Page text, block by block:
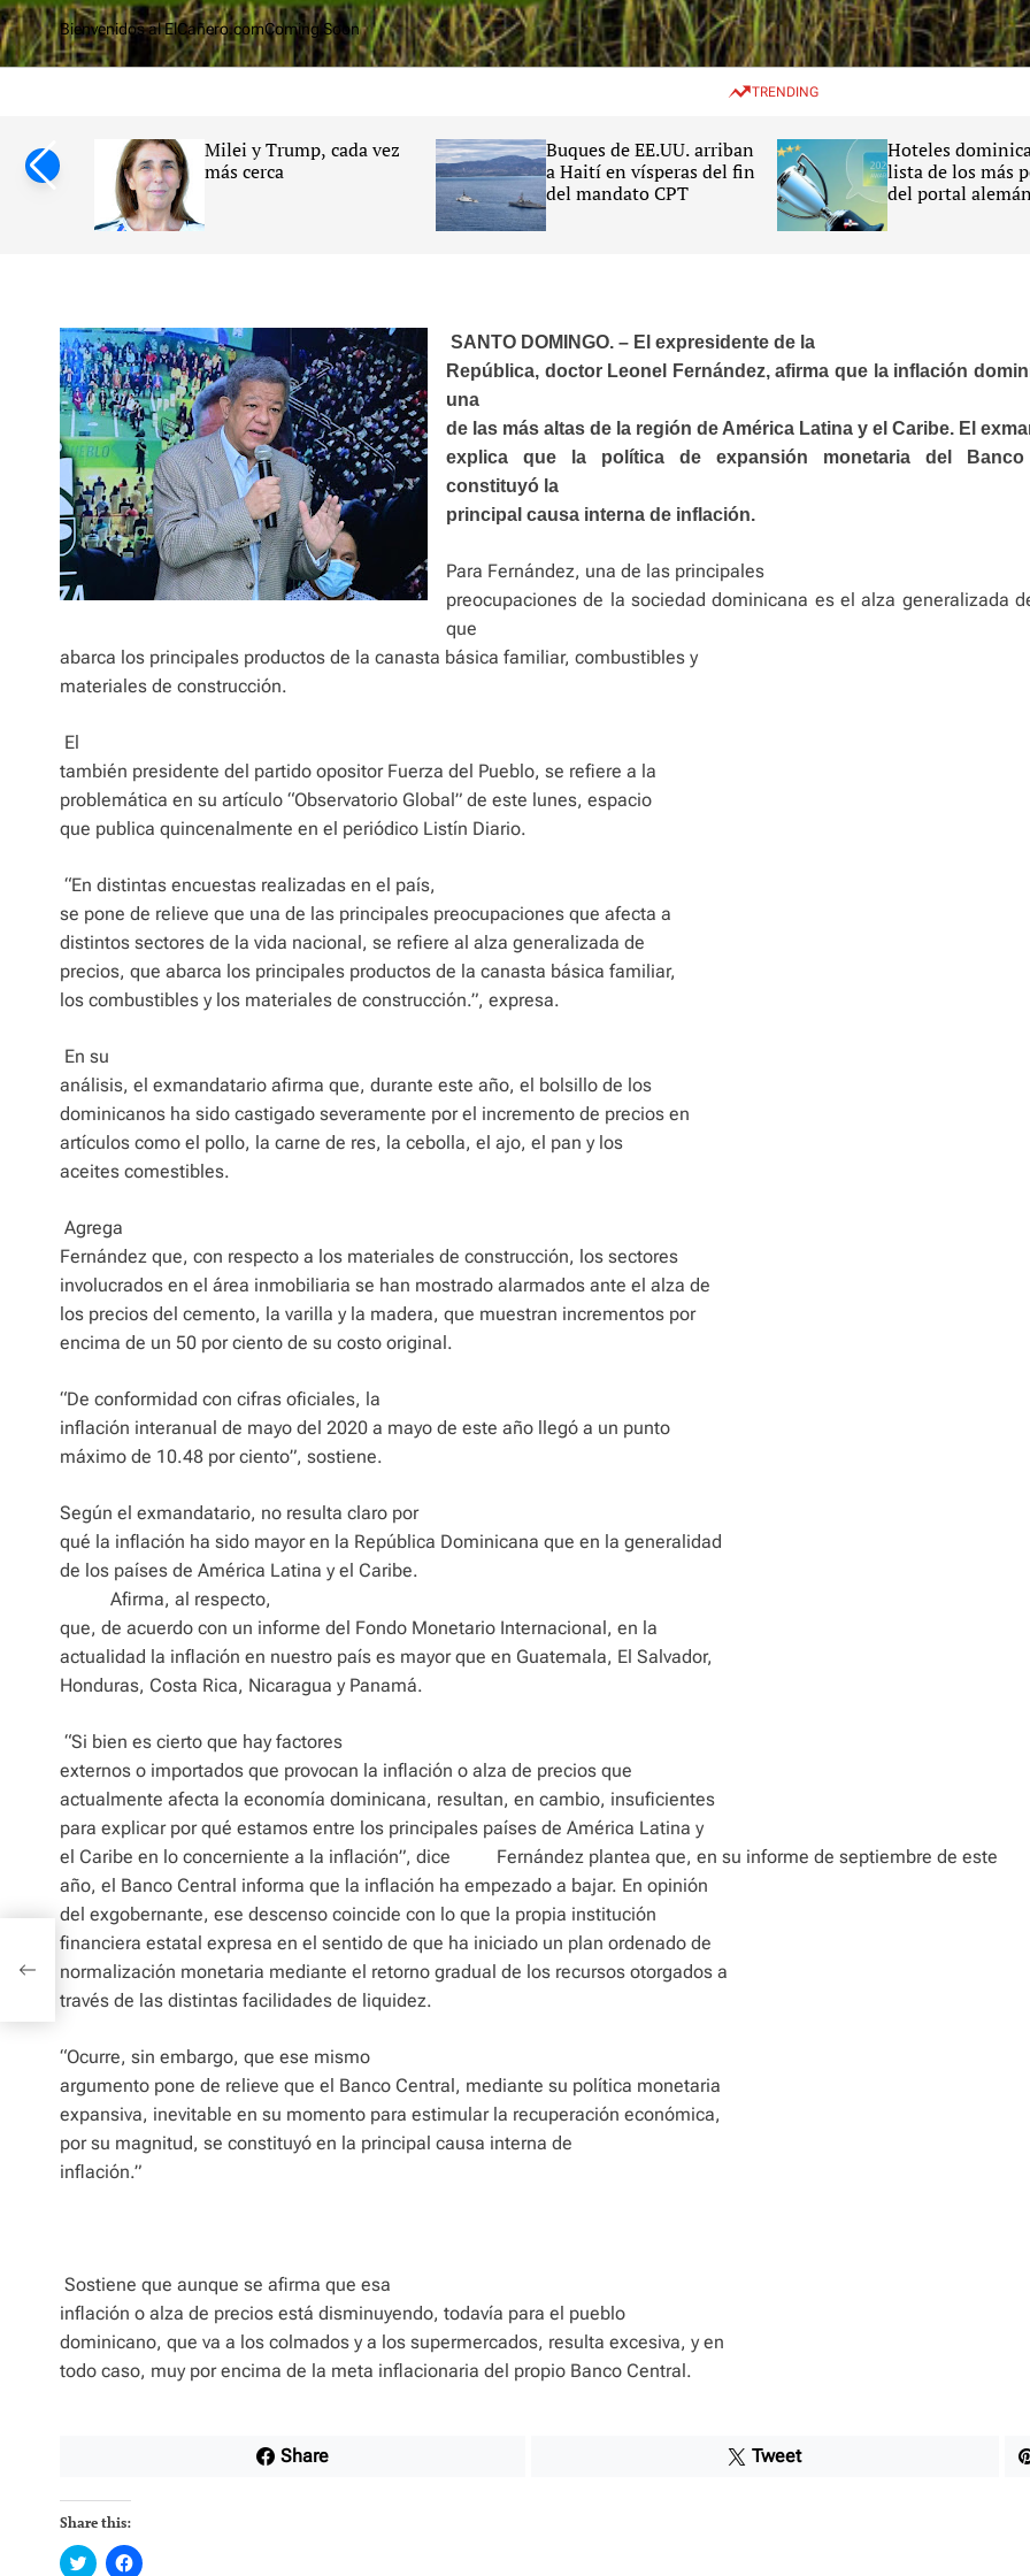
o
m
Bienvenidos al ElCañero.comComing Soon
TRENDING
y su
Milei y Trump, cada vez
más cerca
Buques de EE.UU. arriban
a Haití en vísperas del fin
del mandato CPT
Hoteles
lista de los más
del portal
SANTO DOMINGO. – El expresidente de la
República, doctor Leonel Fernández, afirma que la inflación
una
de las más altas de la región de América Latina y el Caribe. El
explica que la política de expansión monetaria del Banco
constituyó la
principal causa interna de inflación.
Para Fernández, una de las principales
preocupaciones de la sociedad dominicana es el alza generalizada
que
abarca los principales productos de la canasta básica familiar, combustibles y
materiales de construcción.
El
también presidente del partido opositor Fuerza del Pueblo, se refiere a la
problemática en su artículo “Observatorio Global” de este lunes, espacio
que publica quincenalmente en el periódico Listín Diario.
“En distintas encuestas realizadas en el país,
se pone de relieve que una de las principales preocupaciones que afecta a
distintos sectores de la vida nacional, se refiere al alza generalizada de
precios, que abarca los principales productos de la canasta básica familiar,
los combustibles y los materiales de construcción.”, expresa.
En su
análisis, el exmandatario afirma que, durante este año, el bolsillo de los
dominicanos ha sido castigado severamente por el incremento de precios en
artículos como el pollo, la carne de res, la cebolla, el ajo, el pan y los
aceites comestibles.
Agrega
Fernández que, con respecto a los materiales de construcción, los sectores
involucrados en el área inmobiliaria se han mostrado alarmados ante el alza de
los precios del cemento, la varilla y la madera, que muestran incrementos por
encima de un 50 por ciento de su costo original.
“De conformidad con cifras oficiales, la
inflación interanual de mayo del 2020 a mayo de este año llegó a un punto
máximo de 10.48 por ciento”, sostiene.
Según el exmandatario, no resulta claro por
qué la inflación ha sido mayor en la República Dominicana que en la generalidad
de los países de América Latina y el Caribe.
Afirma, al respecto,
que, de acuerdo con un informe del Fondo Monetario Internacional, en la
actualidad la inflación en nuestro país es mayor que en Guatemala, El Salvador,
Honduras, Costa Rica, Nicaragua y Panamá.
“Si bien es cierto que hay factores
externos o importados que provocan la inflación o alza de precios que
actualmente afecta la economía dominicana, resultan, en cambio, insuficientes
para explicar por qué estamos entre los principales países de América Latina y
el Caribe en lo concerniente a la inflación”, dice
Fernández plantea que, en su informe de septiembre de este
año, el Banco Central informa que la inflación ha empezado a bajar. En opinión
del exgobernante, ese descenso coincide con lo que la propia institución
financiera estatal expresa en el sentido de que ha iniciado un plan ordenado de
normalización monetaria mediante el retorno gradual de los recursos otorgados a
través de las distintas facilidades de liquidez.
“Ocurre, sin embargo, que ese mismo
argumento pone de relieve que el Banco Central, mediante su política monetaria
expansiva, inevitable en su momento para estimular la recuperación económica,
por su magnitud, se constituyó en la principal causa interna de
inflación.”
Sostiene que aunque se afirma que esa
inflación o alza de precios está disminuyendo, todavía para el pueblo
dominicano, que va a los colmados y a los supermercados, resulta excesiva, y en
todo caso, muy por encima de la meta inflacionaria del propio Banco Central.
Share Tweet
Share this:
C C